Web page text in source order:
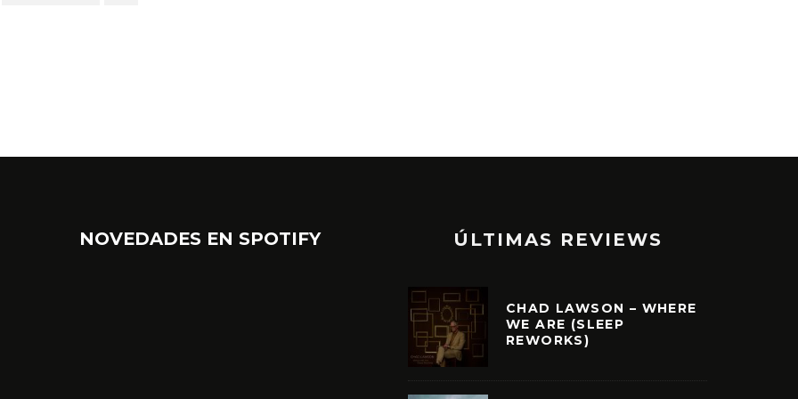
NOVEDADES EN SPOTIFY ÚLTIMAS REVIEWS
CHAD LAWSON – WHERE
WE ARE (SLEEP
REWORKS)